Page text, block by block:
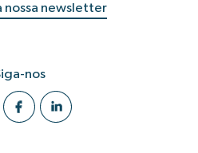
nossa newsletter
nos